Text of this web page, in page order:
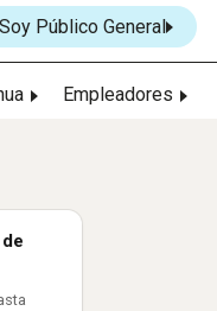
Soy Público General
Empleadores